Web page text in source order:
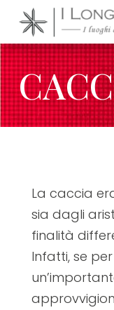
Nota:
questo
sito
Web
include
un
La caccia
sia dagli
finalità
Infatti, se